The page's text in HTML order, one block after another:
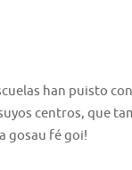
han puisto
centros, que
gosau fé goi!